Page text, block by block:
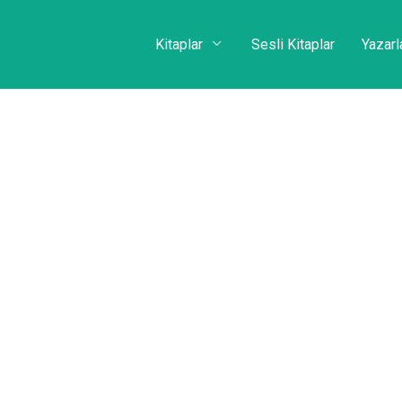
Kitaplar Sesli Kitaplar